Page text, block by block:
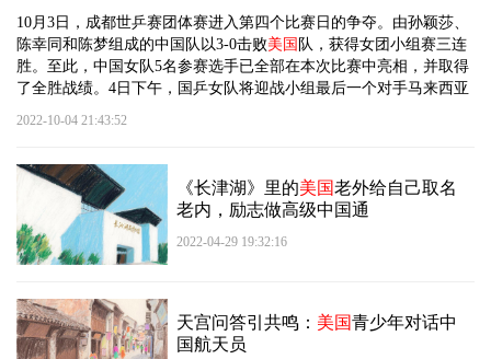
10月3日，成都世乒赛团体赛进入第四个比赛日的争夺。由孙颖莎、
陈幸同和陈梦组成的中国队以3-0击败美国 队，获得女团小组赛三连
胜。至此，中国女队5名参赛选手已全部在本次比赛中亮相，并取得
了全胜战绩。4日下午，国乒女队将迎战小组最后一个对手马来西亚
2022-10-04 21:43:52
《长津湖》里的美国老外给自己取名
老内，励志做高级中国通
2022-04-29 19:32:16
天宫问答引共鸣： 美国青少年对话中
国航天员